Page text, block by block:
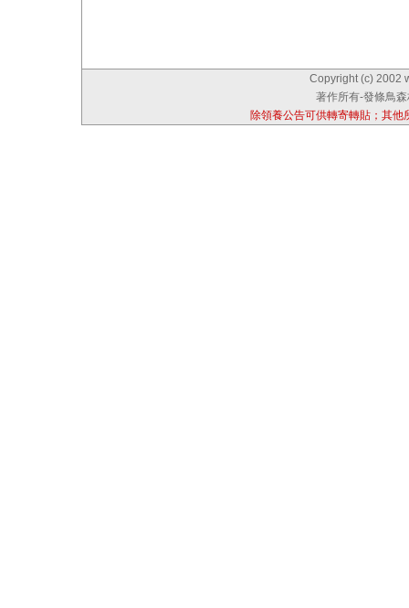
Copyright (c) 2002
著作所有-發條鳥
除領養公告可供轉寄轉貼；其